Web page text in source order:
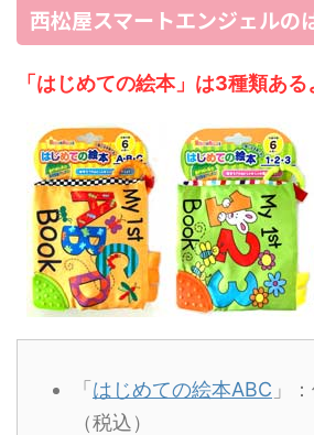
西松屋スマートエンジェルの
「はじめての絵本」は3種類ある
「はじめての絵本ABC 」
（税込）